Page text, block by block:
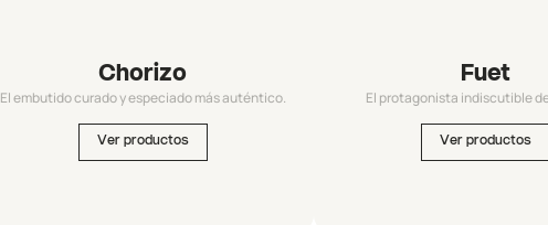
Chorizo
El embutido curado y especiado más auténtico.
Ver productos
Fuet
El protagonista indiscutible
Ver productos